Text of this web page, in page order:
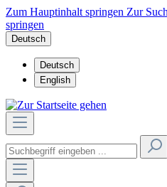
Zum Hauptinhalt springen Zur
springen
Deutsch
Deutsch
English